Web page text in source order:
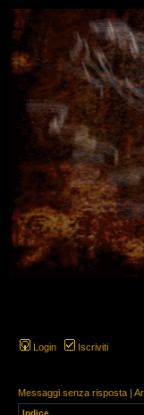
Login Iscriviti
Messaggi senza risposta |
Indice